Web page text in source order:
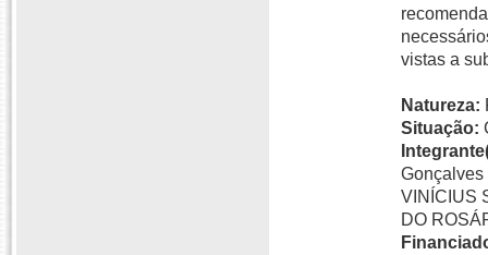
vistas a
Natureza:
Situação:
Gonçalves
VINÍCIUS
DO